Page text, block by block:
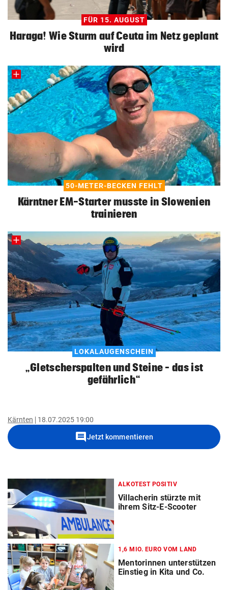
FÜR 15. AUGUST
Haraga! Wie Sturm auf Ceuta im Netz geplant
wird
50-METER-BECKEN FEHLT
Kärntner EM-Starter musste in Slowenien
trainieren
LOKALAUGENSCHEIN
„Gletscherspalten und Steine – das ist
gefährlich“
Kärnten 18.07.2025 19:00
commentJetzt kommentieren
ALKOTEST POSITIV
Villacherin stürzte mit
ihrem Sitz-E-Scooter
1,6 MIO. EURO VOM LAND
Mentorinnen unterstützen
Einstieg in Kita und Co.